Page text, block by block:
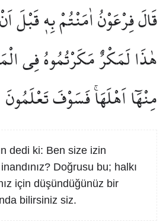
قَالَ فِرْعَوْنُ اٰمَنْتُمْ بِه۪ قَبْلَ
هٰذَا لَمَكْرٌ مَكَرْتُمُوهُ فِي
مِنْهَٓا اَهْلَهَاۚ فَسَوْفَ تَعْلَمُونَ
dedi ki: Ben size izin
Doğrusu bu; halkı
için düşündüğünüz bir
bilirsiniz siz.